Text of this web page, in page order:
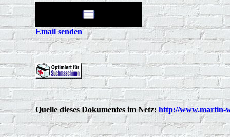
Email senden
Quelle dieses Dokumentes im Netz:http://www.martin-